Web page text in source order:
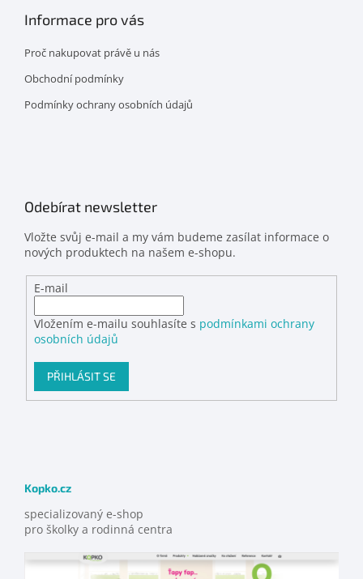
Informace pro vás
Proč nakupovat právě u nás
Obchodní podmínky
Podmínky ochrany osobních údajů
Odebírat newsletter
Vložte svůj e-mail a my vám budeme zasílat informace o
nových produktech na našem e-shopu.
E-mail
Vložením e-mailu souhlasíte s podmínkami ochrany
osobních údajů
PŘIHLÁSIT SE
Kopko.cz
specializovaný e-shop
pro školky a rodinná centra